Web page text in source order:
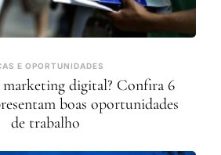
E OPORTUNIDADES
marketing digital? Confira 6
boas oportunidades
de trabalho